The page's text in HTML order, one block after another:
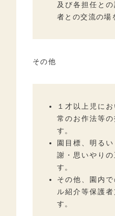
及び各担任と
者との交流の場
その他
１才以上児に
常のお作法等
す。
園目標、明る
謝・思いやり
す。
その他、園内
ル紹介等保護
す。